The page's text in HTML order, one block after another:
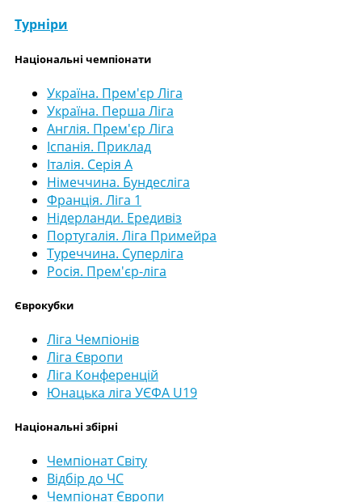
Турніри
Національні чемпіонати
Україна. Прем'єр Ліга
Україна. Перша Ліга
Англія. Прем'єр Ліга
Іспанія. Приклад
Італія. Серія А
Німеччина. Бундесліга
Франція. Ліга 1
Нідерланди. Ередивіз
Португалія. Ліга Примейра
Туреччина. Суперліга
Росія. Прем'єр-ліга
Єврокубки
Ліга Чемпіонів
Ліга Європи
Ліга Конференцій
Юнацька ліга УЄФА U19
Національні збірні
Чемпіонат Світу
Відбір до ЧС
Чемпіонат Європи